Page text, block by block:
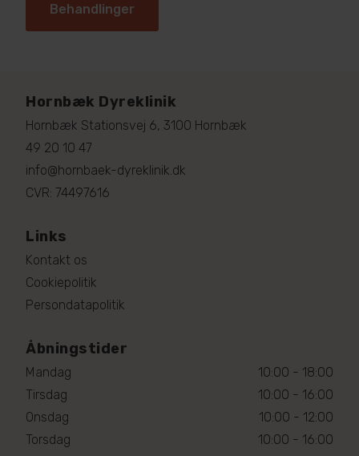
Behandlinger
Hornbæk Dyreklinik
Hornbæk Stationsvej 6, 3100 Hornbæk
49 20 10 47
info@hornbaek-dyreklinik.dk
CVR: 74497616
Links
Kontakt os
Cookiepolitik
Persondatapolitik
Åbningstider
Mandag
10:00 - 18:00
Tirsdag
10:00 - 16:00
Onsdag
10:00 - 12:00
Torsdag
10:00 - 16:00